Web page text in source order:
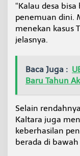
“Kalau desa
penemuan dini.
menekan kasus
jelasnya.
Baca Juga :
Baru Tahun
Selain
Kaltara juga
keberhasilan
berada di bawah